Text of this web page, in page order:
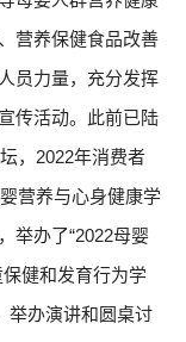
营养保健食品改善
员力量，充分发挥
传活动。此前已陆
，2022年消费者
营养与心身健康学
举办了“2022母婴
健和发育行为学
举办演讲和圆桌讨